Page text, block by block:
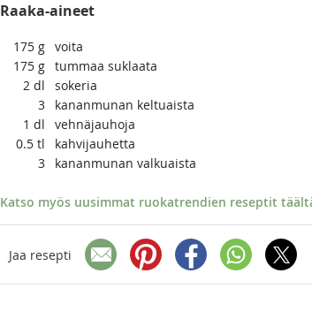
Raaka-aineet
175 g voita
175 g tummaa suklaata
2 dl
sokeria
3
kananmunan keltuaista
1 dl
vehnäjauhoja
0.5 tl
kahvijauhetta
3
kananmunan valkuaista
Katso myös uusimmat ruokatrendien reseptit
Jaa resepti